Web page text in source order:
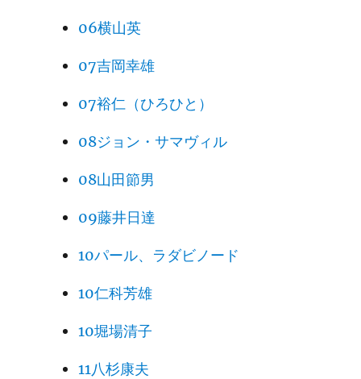
06横山英
07吉岡幸雄
07裕仁（ひろひと）
08ジョン・サマヴィル
08山田節男
09藤井日達
10パール、ラダビノード
10仁科芳雄
10堀場清子
11八杉康夫